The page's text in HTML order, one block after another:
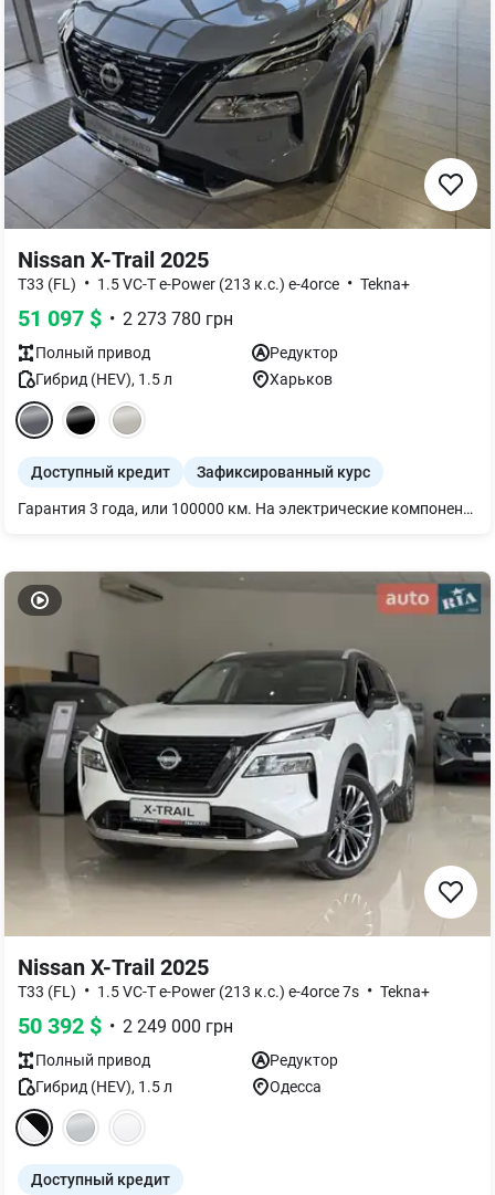
Nissan X-Trail 2025
T33 (FL) • 1.5 VC-T e-Power (213 к.с.) e-4orce • Tekna+
51 097 $ • 2 273 780 грн
Полный привод
Редуктор
Гибрид (HEV), 1.5л Харьков
Доступный кредит Зафиксированный курс
Гарантия 3 года, или 100000 км. На электрические компоненты силовой установки 5 лет, или 100000 км.
Nissan X-Trail 2025
T33 (FL) • 1.5 VC-T e-Power (213 к.с.) e-4orce 7s • Tekna+
50 392 $ • 2 249 000 грн
Полный привод
Редуктор
Гибрид (HEV), 1.5л Одесса
Доступный кредит